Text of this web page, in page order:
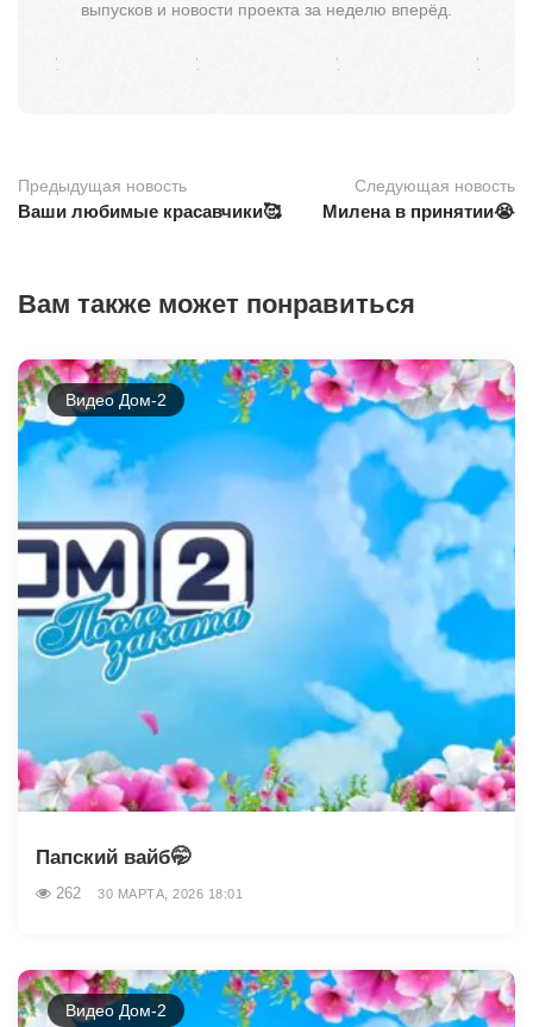
выпусков и новости проекта за неделю вперёд.
Предыдущая новость
Ваши любимые красавчики🥰
Следующая новость
Милена в принятии😭
Вам также может понравиться
Видео Дом-2
Папский вайб🤭
262 30 МАРТА, 2026 18:01
Видео Дом-2